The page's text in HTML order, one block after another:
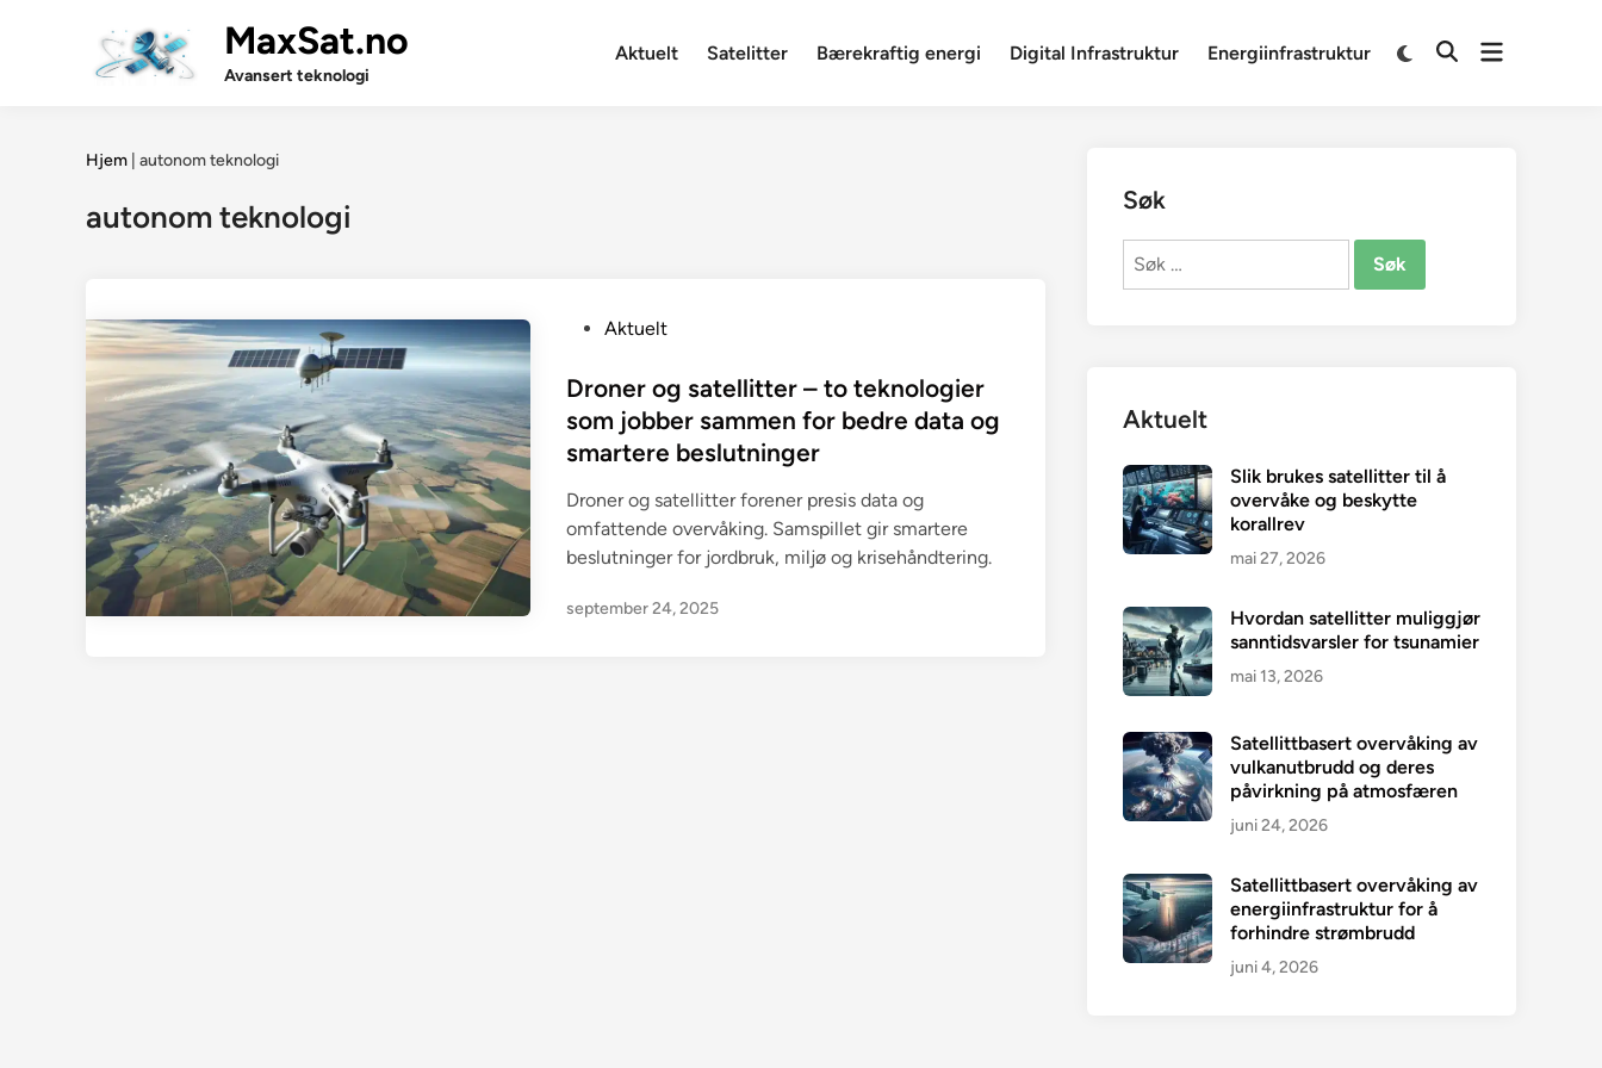
MaxSat.no
Avansert teknologi
Aktuelt Satelitter Bærekraftig energi Digital Infrastruktur Energiinfrastruktur
SwitchOpenOpen
Hjem autonom teknologi
autonom teknologi
s
t
d
i
n
Aktuelt
Droner og satellitter – to teknologier
som jobber sammen for bedre data og
smartere beslutninger
Droner og satellitter forener presis data og
omfattende overvåking. Samspillet gir smartere
beslutninger for jordbruk, miljø og krisehåndtering.
september 24, 2025
Søk
Søk
Aktuelt
Slik brukes satellitter til å
overvåke og beskytte
korallrev
mai 27, 2026
Hvordan satellitter muliggjør
sanntidsvarsler for tsunamier
mai 13, 2026
Satellittbasert overvåking av
vulkanutbrudd og deres
påvirkning på atmosfæren
juni 24, 2026
Satellittbasert overvåking av
energiinfrastruktur for å
forhindre strømbrudd
juni 4, 2026